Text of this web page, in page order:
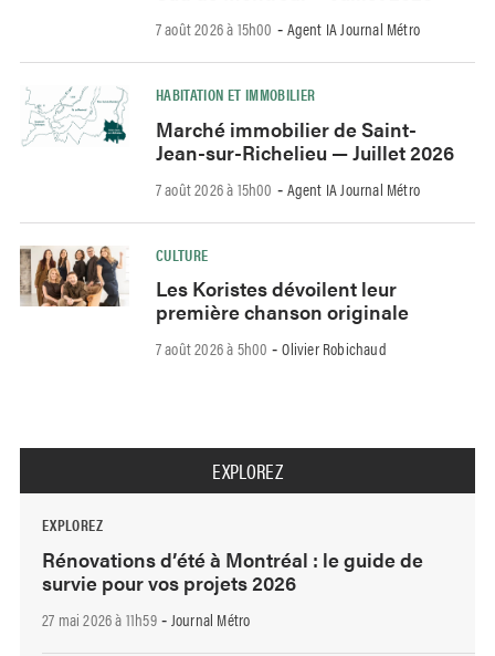
7 août 2026 à 15h00 - Agent IA Journal Métro
HABITATION ET IMMOBILIER
Marché immobilier de Saint-
Jean-sur-Richelieu — Juillet 2026
7 août 2026 à 15h00 - Agent IA Journal Métro
CULTURE
Les Koristes dévoilent leur
première chanson originale
7 août 2026 à 5h00 -Olivier Robichaud
EXPLOREZ
EXPLOREZ
Rénovations d’été à Montréal : le guide de
survie pour vos projets 2026
27 mai 2026 à 11h59- Journal Métro